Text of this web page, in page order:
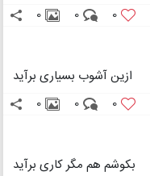
0
0
0
ازین آشوب بسیاری برآید
0
0
0
بکوشم هم مگر کاری برآید